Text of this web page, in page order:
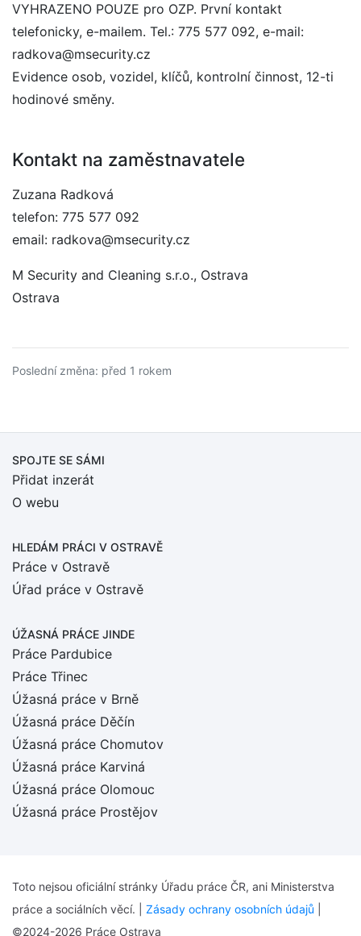
VYHRAZENO POUZE pro OZP. První kontakt
telefonicky, e-mailem. Tel.: 775 577 092, e-mail:
radkova@msecurity.cz
Evidence osob, vozidel, klíčů, kontrolní činnost, 12-ti
hodinové směny.
Kontakt na zaměstnavatele
Zuzana Radková
telefon: 775 577 092
email: radkova@msecurity.cz
M Security and Cleaning s.r.o., Ostrava
Ostrava
Poslední změna: před 1 rokem
SPOJTE SE SÁMI
Přidat inzerát
O webu
HLEDÁM PRÁCI V OSTRAVĚ
Práce v Ostravě
Úřad práce v Ostravě
ÚŽASNÁ PRÁCE JINDE
Práce Pardubice
Práce Třinec
Úžasná práce v Brně
Úžasná práce Děčín
Úžasná práce Chomutov
Úžasná práce Karviná
Úžasná práce Olomouc
Úžasná práce Prostějov
Toto nejsou oficiální stránky Úřadu práce ČR, ani Ministerstva
práce a sociálních věcí. | Zásady ochrany osobních údajů
©2024-2026 Práce Ostrava